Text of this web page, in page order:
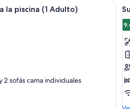
(3
por la ventana.
Habitación de hotel con cama,
la piscina (1 Adulto)
2 sofás cama individuales
a
la